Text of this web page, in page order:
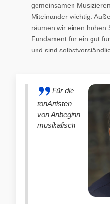
gemeinsamen
Miteinander wichtig.
räumen wir einen hohen
Fundament für ein gut
und sind
Für die
tonArtisten
von Anbeginn
musikalisch